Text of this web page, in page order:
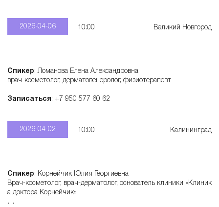
2026-04-06 10:00 Великий Новгород
Спикер: Ломанова Елена Александровна
врач-косметолог, дерматовенеролог, физиотерапевт
Записаться: +7 950 577 60 62
2026-04-02 10:00 Калининград
Спикер: Корнейчик Юлия Георгиевна
Врач-косметолог, врач-дерматолог, основатель клиники «Клиник
а доктора Корнейчик»